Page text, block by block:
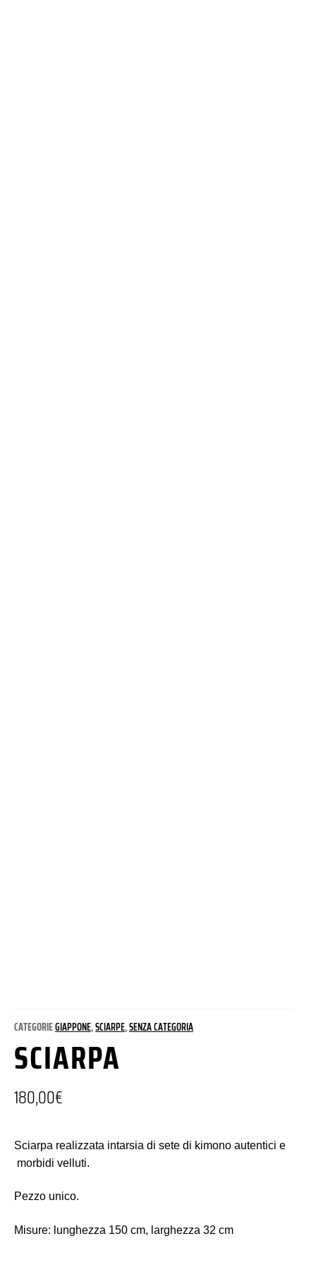
CATEGORIEGIAPPONE,SCIARPE,SENZA CATEGORIA
SCIARPA
180,00€
Sciarpa realizzata intarsia di sete di kimono autentici e
morbidi velluti.
Pezzo unico.
Misure: lunghezza 150 cm, larghezza 32 cm